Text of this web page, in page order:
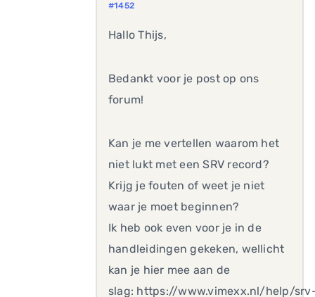
#1452
Hallo Thijs,
Bedankt voor je post op ons
forum!
Kan je me vertellen waarom het
niet lukt met een SRV record?
Krijg je fouten of weet je niet
waar je moet beginnen?
Ik heb ook even voor je in de
handleidingen gekeken, wellicht
kan je hier mee aan de
slag: https://www.vimexx.nl/help/